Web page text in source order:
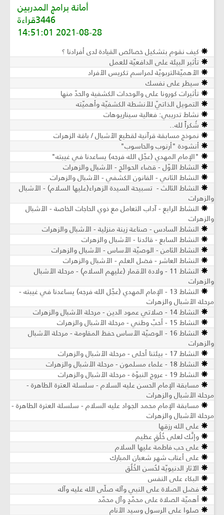
أمانة برامج المدربين
3446قراءة
2021-08-28 14:51:01
كيف نقوم بتشكيل خصائص القيادة لدى أفرادنا ؟
تأثير البيئة على الدافعيّة للعمل
الأهميّةالتربويّة لمراسم تكريس الأفراد
سيطر على نفسك
تأثيرات كورونا على والوحدات الكشفية والحدّ منها
التمويل الذاتيّ للأنشطة الكشفيّة وأهميّته
نشاط تدريبي: فعالية سيناريوهات
شُكراً لله..
نموذج مسابقة قرآنية لقطيع الأشبال / باقة الزهرات
أنشودة "أرنوب والحاسوب"
"الإمام المهدي (عجّل الله فرجه) يساعدنا في غيبته"
النشاط الأوّل - قضاء الحوائج - الأشبال والزهرات
النشاط الثاني - القانون الكشفي - الأشبال والزهرات
النشاط الثالث - تسبيحة السيدة الزهراء(علیها السلام) - الأشبال
والزهرات
النشاط الرابع - آداب التعامل مع ذوي الحاجات الخاصة - الأشبال
والزهرات
النشاط السادس - صناعة زينة منزلية - الأشبال والزهرات
النشاط السابع - قائدنا - الأشبال والزهرات
النشاط الثامن - الوصيّة الأساس - الأشبال والزهرات
النشاط العاشر - فضل العلم - الأشبال والزهرات
النشاط 11 - ولادة الأقمار (عليهم السلام) - مرحلة الأشبال
والزهرات
النشاط 13 - الإمام المهدي (عجّل الله فرجه) يساعدنا في غيبته -
مرحلة الأشبال والزهرات
النشاط 14 - صلاتي عمود الدين - مرحلة الأشبال والزهرات
النشاط 15 - أحبّ وطني - مرحلة الأشبال والزهرات
النشاط 16 - الوصيّة الأساس حفظ المقاومة - مرحلة الأشبال
والزهرات
النشاط 17 - بيئتنا أحلى - مرحلة الأشبال والزهرات
النشاط 18 - علماء مسلمون - مرحلة الأشبال والزهرات
النشاط 19 - عروج النبوّة - مرحلة الأشبال والزهرات
مسابقة الإمام الحسن عليه السلام - سلسلة العترة الطاهرة -
مرحلة الأشبال والزهرات
مسابقة الإمام محمد الجواد عليه السلام - سلسلة العترة الطاهرة -
مرحلة الأشبال والزهرات
على الله رزقها
وإنَّك لعلى خُلُقٍ عظيم
على حب فاطمة عليها السلام
على أعتاب شهر شعبان المبارك
الآثار الدنيويّة لحُسن الخُلُق
البكاء على النفس
فضل الصلاة على النبي وآله صلّى الله عليه وآله
أهميّة الصلاة على محمّدٍ وآل محمّد
صلوا على الرسول وسيد الأنام